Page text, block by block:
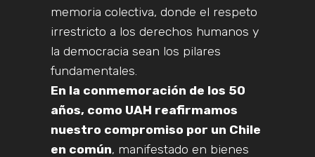
memoria colectiva, donde el respeto
irrestricto a los derechos humanos y
la democracia sean los pilares
fundamentales.
En la conmemoración de los 50
años, como UAH reafirmamos
nuestro compromiso por un Chile
en común, manifestado en bienes